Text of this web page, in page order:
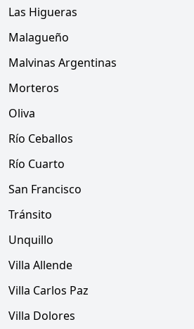
Las Higueras
Malagueño
Malvinas Argentinas
Morteros
Oliva
Río Ceballos
Río Cuarto
San Francisco
Tránsito
Unquillo
Villa Allende
Villa Carlos Paz
Villa Dolores